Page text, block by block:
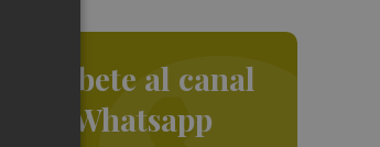
Suscríbete al canal
de Whatsapp